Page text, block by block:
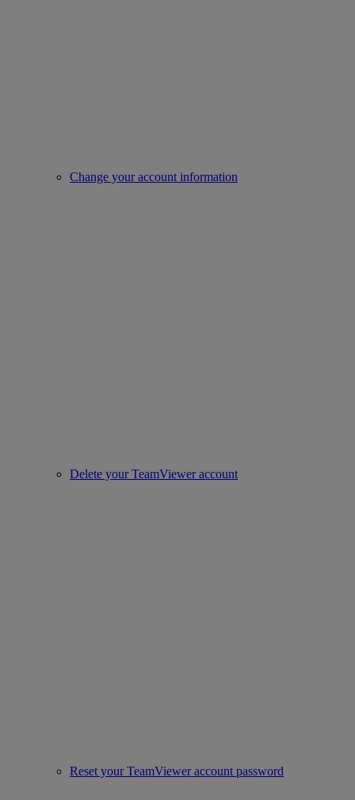
Change your account information
Delete your TeamViewer account
Reset your TeamViewer account password